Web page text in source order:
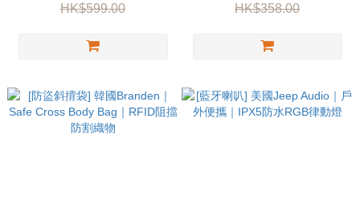
HK$599.00
HK$358.00